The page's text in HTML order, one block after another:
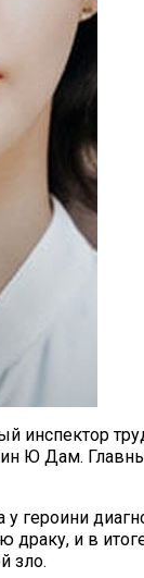
инспектор
Ю Дам.
героини
драку, и в
зло.